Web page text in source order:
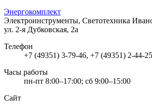
Энергокомплект
Электроинструменты, Светотехника
ул. 2-я Дубковская, 2а
Телефон
+7 (49351) 3-79-46, +7 (49351) 2-44-25
Часы работы
пн-пт 8:00–17:00; сб 9:00–15:00
Сайт